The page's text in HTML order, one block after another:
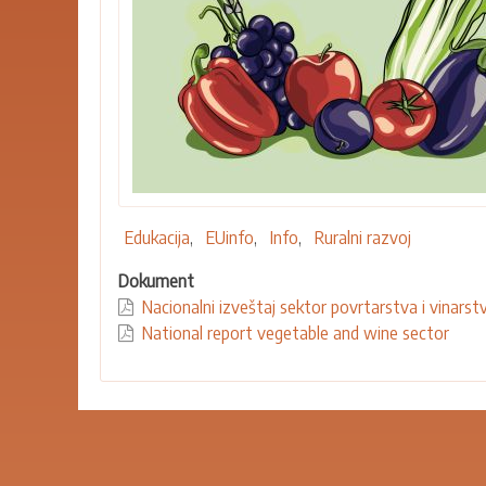
Edukacija EUinfo Info
Ruralni razvoj
Dokument
Nacionalni izveštaj sektor povrtarstva i
National report vegetable and wine sector